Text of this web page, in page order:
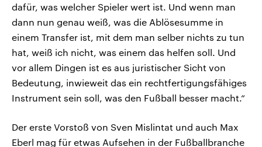
dafür, was welcher Spieler wert ist. Und wenn man
dann nun genau weiß, was die Ablösesumme in
einem Transfer ist, mit dem man selber nichts zu tun
hat, weiß ich nicht, was einem das helfen soll. Und
vor allem Dingen ist es aus juristischer Sicht von
Bedeutung, inwieweit das ein rechtfertigungsfähiges
Instrument sein soll, was den Fußball besser macht.“
Der erste Vorstoß von Sven Mislintat und auch Max
Eberl mag für etwas Aufsehen in der Fußballbranche